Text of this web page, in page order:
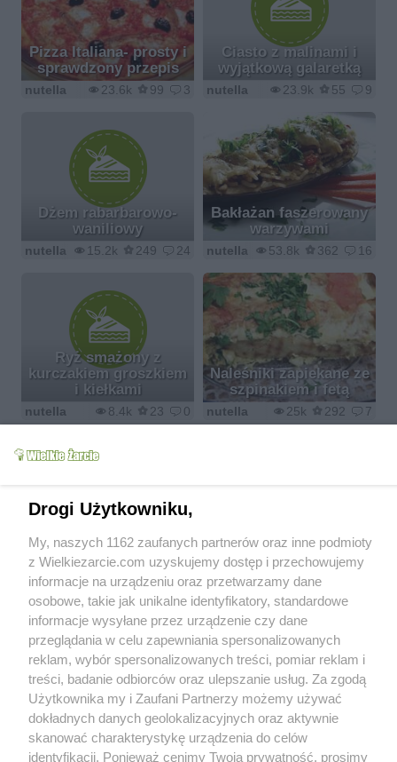
Pizza Italiana- prosty i
sprawdzony przepis
23.6k 99 3
nutella
Ciasto z malinami i
wyjątkową galaretką
23.9k 55 9
nutella
Dżem rabarbarowo-
waniliowy
15.2k 249 24
nutella
Bakłażan faszerowany
warzywami
53.8k 362 16
nutella
Ryż smażony z
kurczakiem groszkiem
i kiełkami
8.4k 23 0
nutella
Naleśniki zapiekane ze
szpinakiem i fetą
25k 292 7
nutella
Sernik na zimno-
Owocowy Raj
126
Ciasto bezowe z
owocami leciutkie
97
nutella
Tarta cytrynowa z bezą
18.8k 220 17
nutella
Danie z kurczaka czyli
pyszny obiadek
27.6k
nutella
Drogi Użytkowniku,
My, naszych 1162 zaufanych partnerów oraz inne podmioty
z Wielkiezarcie.com uzyskujemy dostęp i przechowujemy
informacje na urządzeniu oraz przetwarzamy dane
osobowe, takie jak unikalne identyfikatory, standardowe
informacje wysyłane przez urządzenie czy dane
przeglądania w celu zapewniania spersonalizowanych
reklam, wybór spersonalizowanych treści, pomiar reklam i
treści, badanie odbiorców oraz ulepszanie usług. Za zgodą
Użytkownika my i Zaufani Partnerzy możemy używać
dokładnych danych geolokalizacyjnych oraz aktywnie
skanować charakterystykę urządzenia do celów
identyfikacji. Ponieważ cenimy Twoją prywatność, prosimy